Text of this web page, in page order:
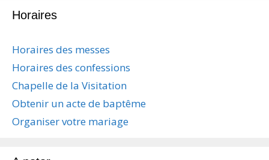
Horaires
Horaires des messes
Horaires des confessions
Chapelle de la Visitation
Obtenir un acte de baptême
Organiser votre mariage